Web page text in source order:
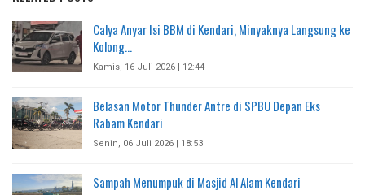
Calya Anyar Isi BBM di Kendari, Minyaknya Langsung ke
Kolong…
Kamis, 16 Juli 2026 | 12:44
Belasan Motor Thunder Antre di SPBU Depan Eks
Rabam Kendari
Senin, 06 Juli 2026 | 18:53
Sampah Menumpuk di Masjid Al Alam Kendari